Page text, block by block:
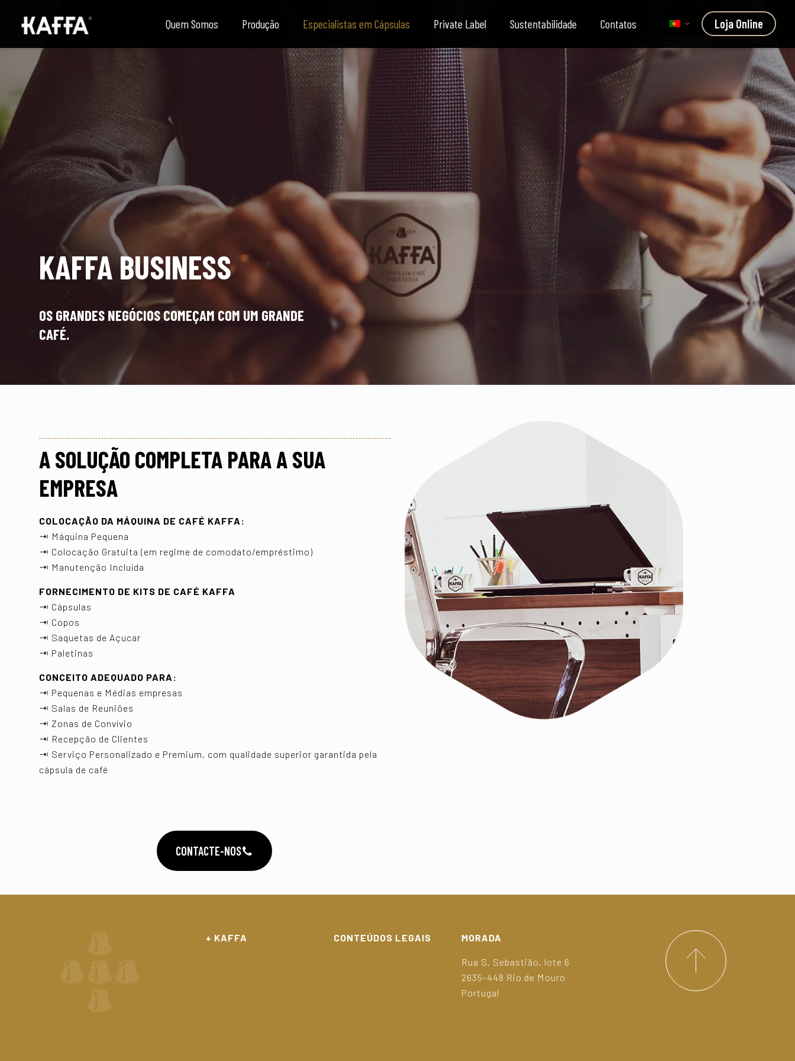
Quem Somos Produção Especialistas em Cápsulas Private Label Sustentabilidade Contatos Loja Online
KAFFA BUSINESS
OS GRANDES NEGÓCIOS COMEÇAM COM UM GRANDE
CAFÉ.
A SOLUÇÃO COMPLETA PARA A SUA
EMPRESA
COLOCAÇÃO DA MÁQUINA DE CAFÉ KAFFA:
⇥ Máquina Pequena
⇥ Colocação Gratuita (em regime de comodato/empréstimo)
⇥ Manutenção Incluída
FORNECIMENTO DE KITS DE CAFÉ KAFFA
⇥ Cápsulas
⇥ Copos
⇥ Saquetas de Açucar
⇥ Paletinas
CONCEITO ADEQUADO PARA:
⇥ Pequenas e Médias empresas
⇥ Salas de Reuniões
⇥ Zonas de Convívio
⇥ Recepção de Clientes
⇥ Serviço Personalizado e Premium, com qualidade superior garantida pela
cápsula de café
CONTACTE-NOS
+ KAFFA CONTEÚDOS LEGAIS MORADA
Rua S. Sebastião, lote 6
2635-448 Rio de Mouro
Portugal